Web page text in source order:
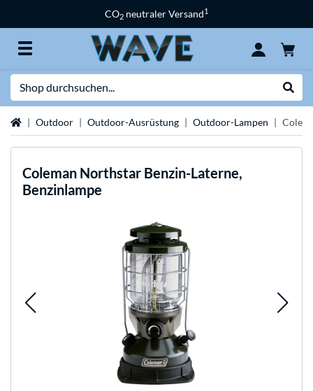
CO2 neutraler Versand1
StartseiteOutdoor Outdoor-Ausrüstung Outdoor-Lampen
Coleman Northstar Benzin-Laterne,
Benzinlampe